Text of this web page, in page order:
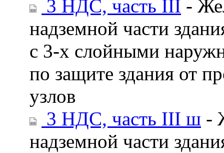
3 НДС, часть III -
надземной части
с 3-х слойными
по защите здания от
узлов
3 НДС, часть III ш -
надземной части